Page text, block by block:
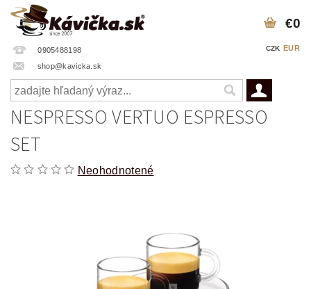
0905488198
shop@kavicka.sk
CZK EUR
€0
NESPRESSO VERTUO ESPRESSO
SET
Neohodnotené